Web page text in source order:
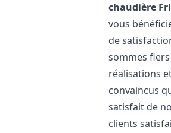
chaudière
vous
de
sommes
réalisations
convaincus
satisfait de
clients